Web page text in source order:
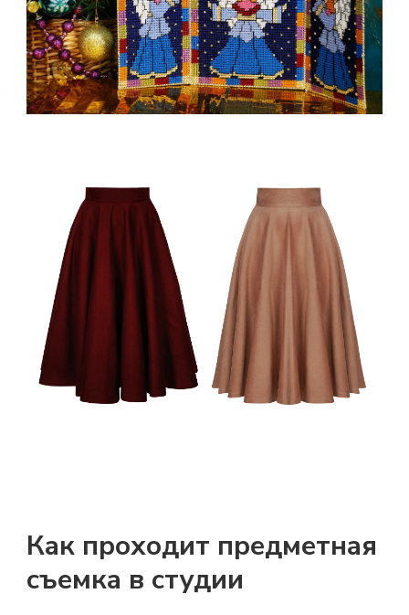
Как проходит предметная
съемка в студии